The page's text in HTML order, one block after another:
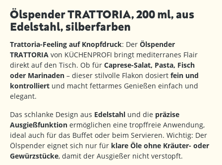
Ölspender TRATTORIA, 200 ml, aus
Edelstahl, silberfarben
Trattoria-Feeling auf Knopfdruck: Der Ölspender
TRATTORIA von KÜCHENPROFI bringt mediterranes Flair
direkt auf den Tisch. Ob für Caprese-Salat, Pasta, Fisch
oder Marinaden – dieser stilvolle Flakon dosiert fein und
kontrolliert und macht fettarmes Genießen einfach und
elegant.
Das schlanke Design aus Edelstahl und die präzise
Ausgießfunktion ermöglichen eine tropffreie Anwendung,
ideal auch für das Buffet oder beim Servieren. Wichtig: Der
Ölspender eignet sich nur für klare Öle ohne Kräuter- oder
Gewürzstücke, damit der Ausgießer nicht verstopft.